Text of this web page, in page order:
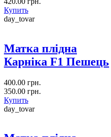
Купить
day_tovar
Матка плідна
Карніка F1 Пешець
400.00 грн.
350.00 грн.
Купить
day_tovar